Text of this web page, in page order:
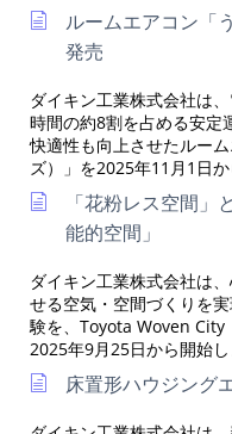
ルームエアコン「
発売
ダイキン工業株式会社は
時間の約8割を占める安定
快適性も向上させたルー
ズ）」を2025年11月1日か
「花粉レス空間
能的空間」
ダイキン工業株式会社は
せる空気・空間づくりを
験を、Toyota Woven City
2025年9月25日から開始し
床置形ハウジング